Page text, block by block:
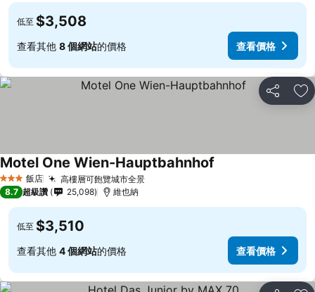
低至 $3,508
查看其他 8 個網站的價格 查看價格
分享 加
3 星級 飯店 高樓層可飽覽城市全景
Motel One Wien-Hauptbahnhof
8.7 超級讚 25,098 維也納
低至 $3,510
查看其他 4 個網站的價格 查看價格